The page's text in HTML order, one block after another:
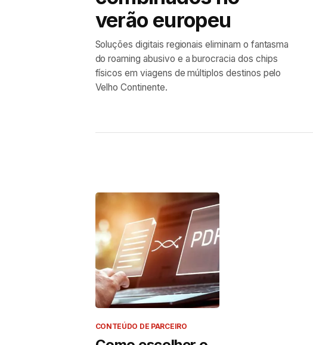
verão europeu
Soluções digitais regionais eliminam o fantasma
do roaming abusivo e a burocracia dos chips
físicos em viagens de múltiplos destinos pelo
Velho Continente.
CONTEÚDO DE PARCEIRO